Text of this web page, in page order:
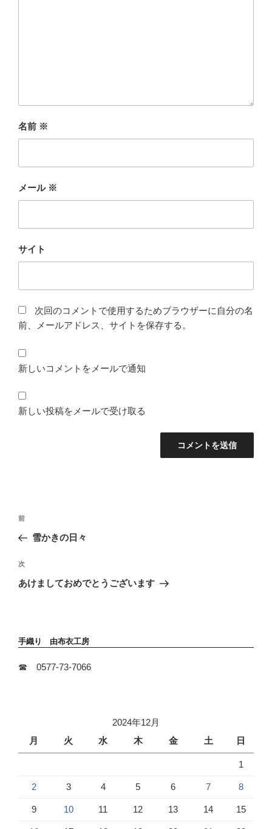
名前 ※
メール ※
サイト
次回のコメントで使用するためブラウザーに自分の名
前、メールアドレス、サイトを保存する。
新しいコメントをメールで通知
新しい投稿をメールで受け取る
稿
ナ
ゲ
ー
前
の
稿
前
雪かきの日々
次
の
次
あけましておめでとうございます
手織り 由布衣工房
☎ 0577-73-7066
2024年12月
月
火 水 木 金 土 日
1
2 3 4 5 6 7 8
9 10 11 12 13 14 15